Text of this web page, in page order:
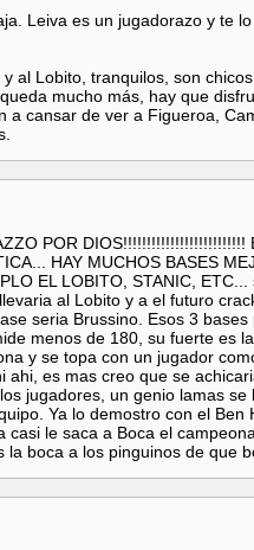
Leiva es un jugadorazo y te
al Lobito, tranquilos, son
mucho más, hay que
a cansar de ver a Figueroa,
POR DIOS!!!!!!!!!!!!!!!!!!!!!!!!!!
HAY MUCHOS BASES
EL LOBITO, STANIC, ETC...
al Lobito y a el futuro
seria Brussino. Esos 3 bases
menos de 180, su fuerte es la
y se topa con un jugador
ahi, es mas creo que se
jugadores, un genio lamas se
Ya lo demostro con el Ben
casi le saca a Boca el
la boca a los pinguinos de que